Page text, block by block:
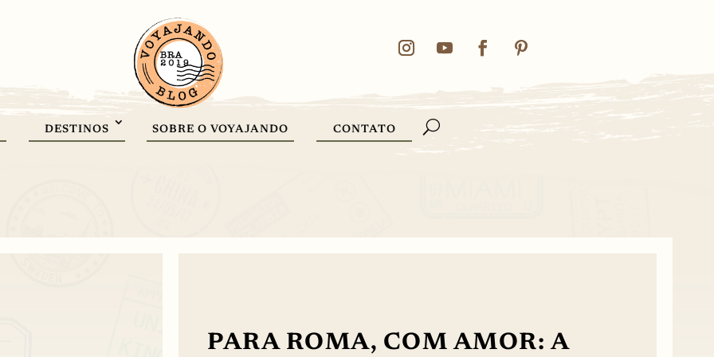
DESTINOS SOBRE O VOYAJANDO CONTATO
PARA ROMA, COM AMOR: A